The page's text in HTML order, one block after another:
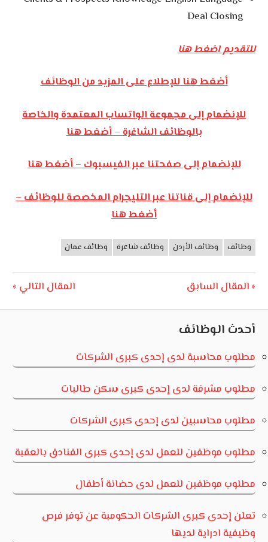
Deal Closing
للتقديم اضغط هنا
أضغط هنا للإطلاع على المزيد من الوظائف
للإنضمام إلى مجموعة الواتساب المعتمدة والخاصة
بالوظائف الشاغرة – أضغط هنا
للإنضمام إلى صفحتنا عبر الفيسبوك – أضغط هنا
للإنضمام إلى قناتنا عبر التليجرام المخصصة للوظائف –
أضغط هنا
وظائف
وظائف وظائف الأردن وظائف شاغرة وظائف عمان
تصفّح
المقالات
Previous
المقال السابق
Next
المقال التالي
أحدث الوظائف
مطلوب محاسبة لدى إحدى كبرى الشركات
مطلوب مشرفة لدى إحدى كبرى سكن طالبات
مطلوب محاسبين لدى إحدى كبرى الشركات
مطلوب موظفين للعمل لدى إحدى كبرى الفنادق بالعقبة
مطلوب موظفين للعمل لدى حضانة أطفال
تعلن إحدى كبرى الشركات الحكومبة عن توفر فرص
وظيفية ادراية لديها